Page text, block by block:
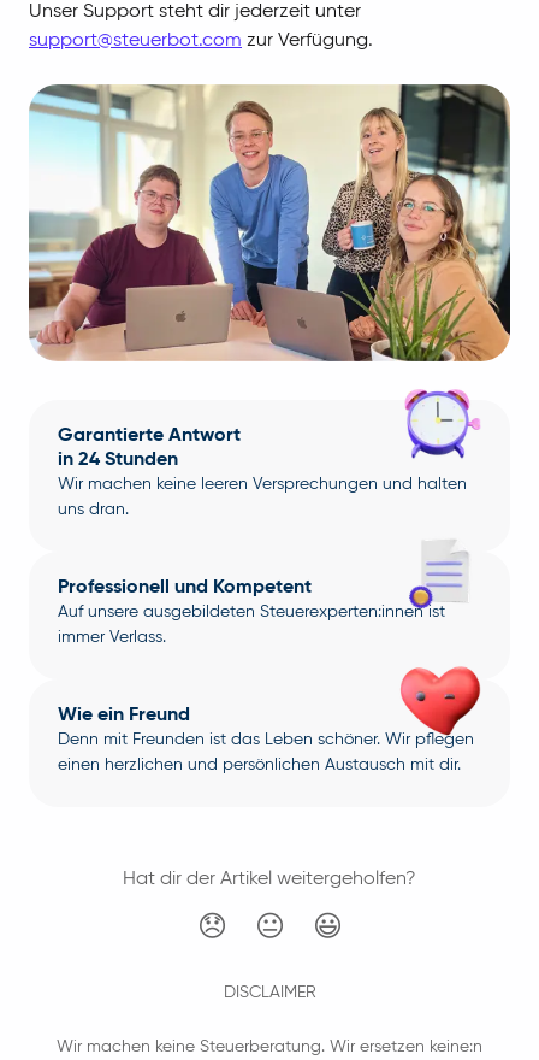
Unser Support steht dir jederzeit unter
support@steuerbot.com zur Verfügung.
Garantierte Antwort
in 24 Stunden
Wir machen keine leeren Versprechungen und halten
uns dran.
Professionell und Kompetent
Auf unsere ausgebildeten Steuerexperten:innen ist
immer Verlass.
Wie ein Freund
Denn mit Freunden ist das Leben schöner. Wir pflegen
einen herzlichen und persönlichen Austausch mit dir.
Hat dir der Artikel weitergeholfen?
😞 😐 😃
DISCLAIMER
Wir machen keine Steuerberatung. Wir ersetzen keine:n